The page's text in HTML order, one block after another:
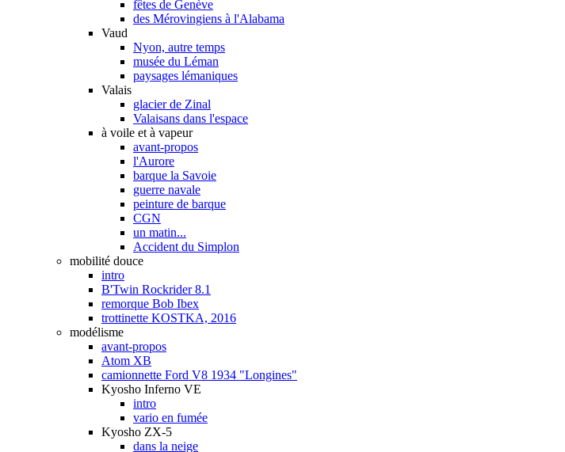
fêtes de Genève
des Mérovingiens à l'Alabama
Vaud
Nyon, autre temps
musée du Léman
paysages lémaniques
Valais
glacier de Zinal
Valaisans dans l'espace
à voile et à vapeur
avant-propos
l'Aurore
barque la Savoie
guerre navale
peinture de barque
CGN
un matin...
Accident du Simplon
mobilité douce
intro
B'Twin Rockrider 8.1
remorque Bob Ibex
trottinette KOSTKA, 2016
modélisme
avant-propos
Atom XB
camionnette Ford V8 1934 "Longines"
Kyosho Inferno VE
intro
vario en fumée
Kyosho ZX-5
dans la neige